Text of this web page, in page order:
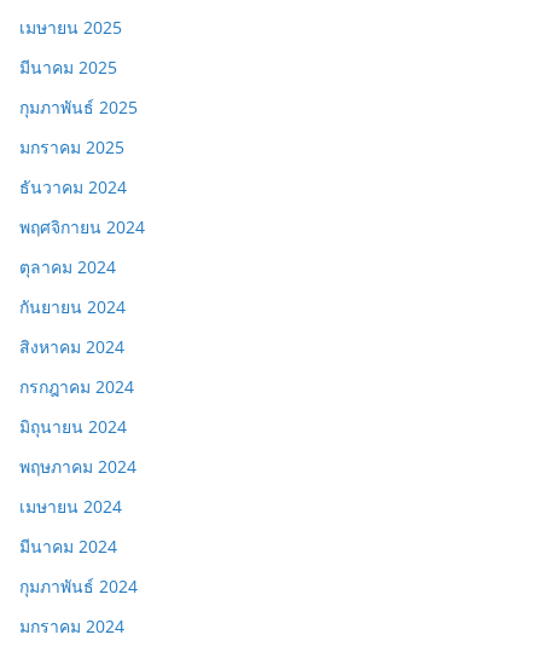
เมษายน 2025
มีนาคม 2025
กุมภาพันธ์ 2025
มกราคม 2025
ธันวาคม 2024
พฤศจิกายน 2024
ตุลาคม 2024
กันยายน 2024
สิงหาคม 2024
กรกฎาคม 2024
มิถุนายน 2024
พฤษภาคม 2024
เมษายน 2024
มีนาคม 2024
กุมภาพันธ์ 2024
มกราคม 2024